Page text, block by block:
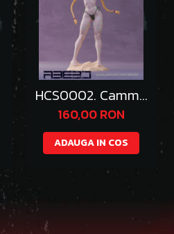
HCS0002. Cammy
Bikini
160,00 RON
ADAUGA IN COS